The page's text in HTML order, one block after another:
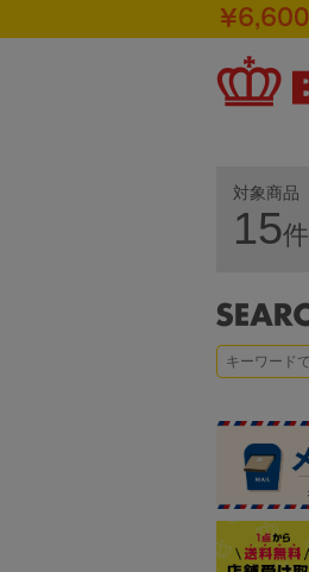
対象商品
15件